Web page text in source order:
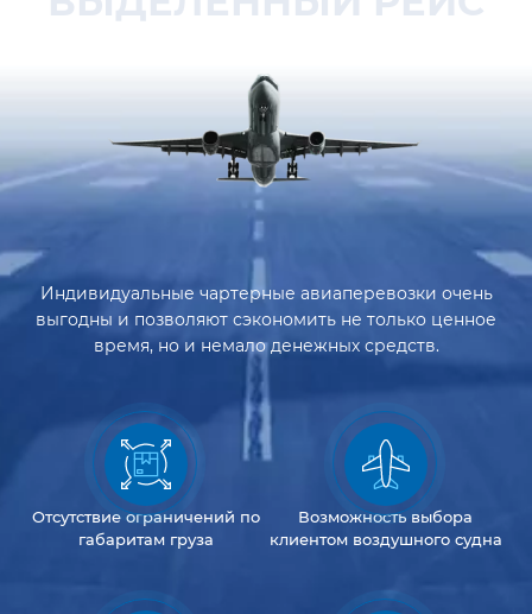
Индивидуальные чартерные авиаперевозки очень
выгодны и позволяют сэкономить не только ценное
время, но и немало денежных средств.
Отсутствиеограничений по
габаритам груза
Возможность выбора
клиентом воздушного судна